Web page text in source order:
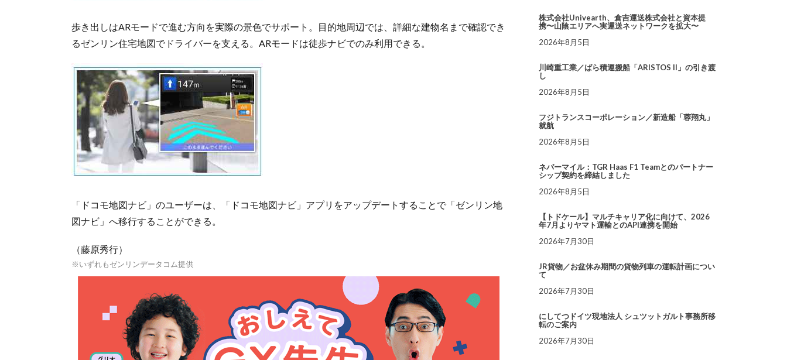
歩き出しはARモードで進む方向を実際の景色でサポート。目的地周辺では、詳細な建物名まで確認でき
るゼンリン住宅地図でドライバーを支える。ARモードは徒歩ナビでのみ利用できる。
「ドコモ地図ナビ」のユーザーは、「ドコモ地図ナビ」アプリをアップデートすることで「ゼンリン地
図ナビ」へ移行することができる。
（藤原秀行）
※いずれもゼンリンデータコム提供
株式会社Univearth、倉吉運送株式会社と資本提
携〜山陰エリアへ実運送ネットワークを拡大〜
2026年8月5日
川崎重工業／ばら積運搬船「ARISTOS II」の引き渡
し
2026年8月5日
フジトランスコーポレーション／新造船「蓉翔丸」
就航
2026年8月5日
ネバーマイル：TGR Haas F1 Teamとのパートナー
シップ契約を締結しました
2026年8月5日
【トドケール】マルチキャリア化に向けて、2026
年7月よりヤマト運輸とのAPI連携を開始
2026年7月30日
JR貨物／お盆休み期間の貨物列車の運転計画につい
て
2026年7月30日
にしてつドイツ現地法人 シュツットガルト事務所移
転のご案内
2026年7月30日